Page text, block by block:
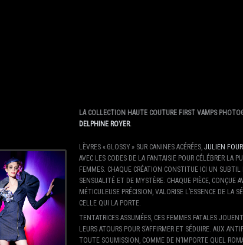
LA COLLECTION HAUTE COUTURE FIRST VAMPS
DELPHINE ROYER.
LÈVRES « GLOSSY » SUR CANINES ACÉRÉES, JULIEN
AVEC LES CODES DE LA FANTAISIE POUR CÉLÉBRER LA
FEMMES. CHAQUE CRÉATION CONSTITUE ICI UN SUBTIL
SENSUALITÉ ET DE MYSTÈRE. CHAQUE PIÈCE, CONÇUE
MÉTICULEUSE PRÉCISION, VALORISE L’ESSENCE DE LA
CELLE QUI LA PORTE.
TENTATRICES ASSUMÉES, CES FEMMES FATALES
LEURS ATOURS POUR S’AFFIRMER ET SÉDUIRE. AUX
TOUTE SOUMISSION, COMME DE N’IMPORTE QUEL